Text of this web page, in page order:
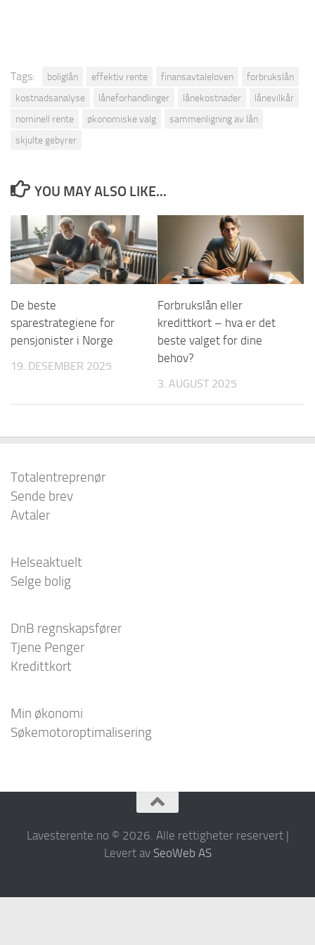
Tags: boliglån effektiv rente finansavtaleloven
forbrukslån
kostnadsanalyse
låneforhandlinger lånekostnader
lånevilkår
nominell rente
økonomiske valg
sammenligning av lån
skjulte gebyrer
YOU MAY ALSO LIKE...
De beste
sparestrategiene for
pensjonister i Norge
19. DESEMBER 2025
Forbrukslån eller
kredittkort – hva er det
beste valget for dine
behov?
3. AUGUST 2025
Totalentreprenør
Sende brev
Avtaler
Helseaktuelt
Selge bolig
DnB regnskapsfører
Tjene Penger
Kredittkort
Min økonomi
Søkemotoroptimalisering
Lavesterente.no © 2026. Alle rettigheter reservert |
Levert av SeoWeb AS